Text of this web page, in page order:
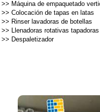
>> Máquina de empaquetado
>> Colocación de tapas en latas
>> Rinser lavadoras de botellas
>> Llenadoras rotativas
>> Despaletizador